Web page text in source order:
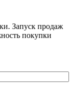
Запуск продаж
покупки